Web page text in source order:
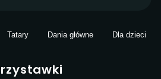
Tatary Dania główne Dla dzieci